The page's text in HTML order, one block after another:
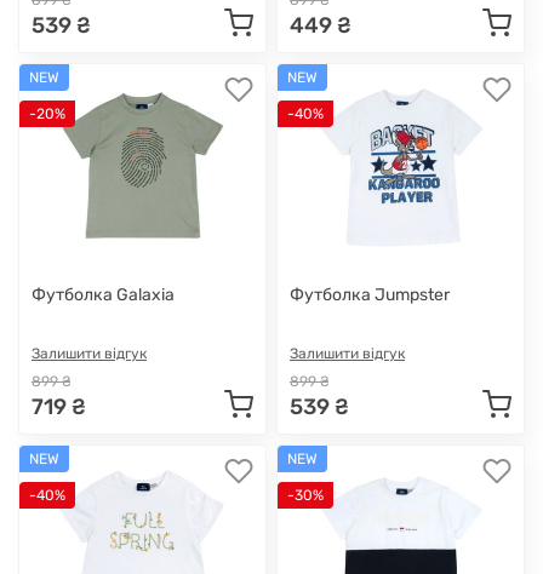
539 ₴ 449 ₴
NEW
-20%
Футболка Galaxia
Залишити відгук
899 ₴
719 ₴
NEW
-40%
Футболка Jumpster
Залишити відгук
899 ₴
539 ₴
NEW
-40%
NEW
-30%